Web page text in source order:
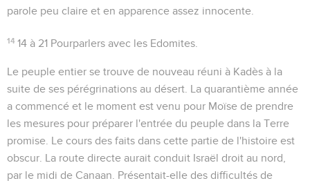
parole peu claire et en apparence assez innocente.
14 14 à 21 Pourparlers avec les Edomites.
Le peuple entier se trouve de nouveau réuni à Kadès à la
suite de ses pérégrinations au désert. La quarantième année
a commencé et le moment est venu pour Moïse de prendre
les mesures pour préparer l'entrée du peuple dans la Terre
promise. Le cours des faits dans cette partie de l'histoire est
obscur. La route directe aurait conduit Israël droit au nord,
par le midi de Canaan. Présentait-elle des difficultés de